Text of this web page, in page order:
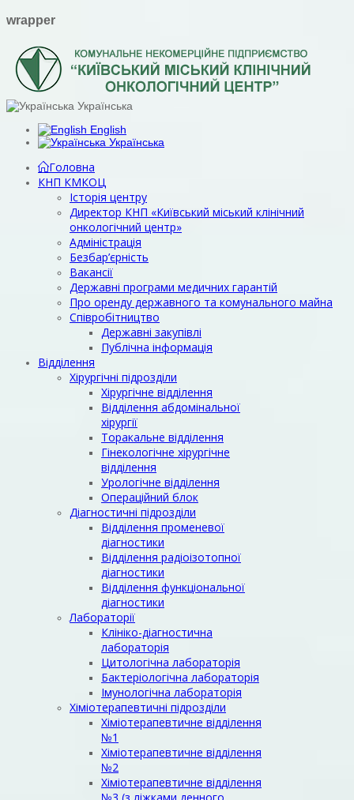
wrapper
Українська
English
Українська
Головна
КНП КМКОЦ
Історія центру
Директор КНП «Київський міський клінічний
онкологічний центр»
Адміністрація
Безбар’єрність
Вакансії
Державні програми медичних гарантій
Про оренду державного та комунального майна
Співробітництво
Державні закупівлі
Публічна інформація
Відділення
Хірургічні підрозділи
Хірургічне відділення
Відділення абдомінальної
хірургії
Торакальне відділення
Гінекологічне хірургічне
відділення
Урологічне відділення
Операційний блок
Діагностичні підрозділи
Відділення променевої
діагностики
Відділення радіоізотопної
діагностики
Відділення функціональної
діагностики
Лабораторії
Клініко-діагностична
лабораторія
Цитологічна лабораторія
Бактеріологічна лабораторія
Імунологічна лабораторія
Хіміотерапевтичні підрозділи
Хіміотерапевтичне відділення
№1
Хіміотерапевтичне відділення
№2
Хіміотерапевтичне відділення